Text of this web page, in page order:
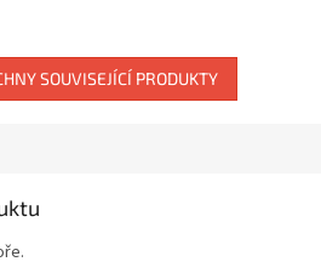
SOUVISEJÍCÍ PRODUKTY